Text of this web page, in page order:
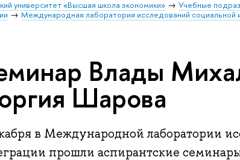
университет «Высшая школа экономики» Учебные
Международная лаборатория исследований социальной
Влады
Шарова
в Международной лаборатории
прошли аспирантские